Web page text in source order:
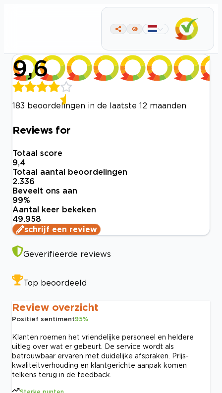
9,6
183 beoordelingen in de laatste 12 maanden
Reviews for
Totaal score
9,4
Totaal aantal beoordelingen
2.336
Beveelt ons aan
99%
Aantal keer bekeken
49.958
schrijf een review
Geverifieerde reviews
Top beoordeeld
Review overzicht
Positief sentiment95%
Klanten roemen het vriendelijke personeel en heldere
uitleg over wat er gebeurt. De service wordt als
betrouwbaar ervaren met duidelijke afspraken. Prijs-
kwaliteitverhouding en klantgerichte aanpak komen
telkens terug in de feedback.